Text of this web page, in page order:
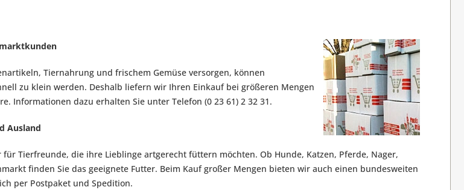
Tiernahrung und frischem Gemüse versorgen, können
zu klein werden. Deshalb liefern wir Ihren Einkauf bei größeren Mengen
Informationen dazu erhalten Sie unter Telefon (0 23 61) 2 32 31.
Ausland
Tierfreunde, die ihre Lieblinge artgerecht füttern möchten. Ob Hunde, Katzen, Pferde, Nager,
finden Sie das geeignete Futter. Beim Kauf großer Mengen bieten wir auch einen bundesweiten
per Postpaket und Spedition.